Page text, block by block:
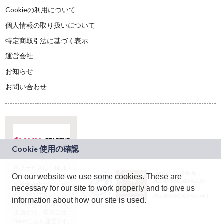
Cookieの利用について
個人情報の取り扱いについて
特定商取引法に基づく表示
運営会社
お知らせ
お問い合わせ
ドコモグループの新
規事業創出プログラ
ム「docomo
STARTUP」を通じて
JASRAC許諾番号：
9024936001Y45037
JASRAC許諾番号：
On our website we use some cookies. These are
necessary for our site to work properly and to give us
information about how our site is used.